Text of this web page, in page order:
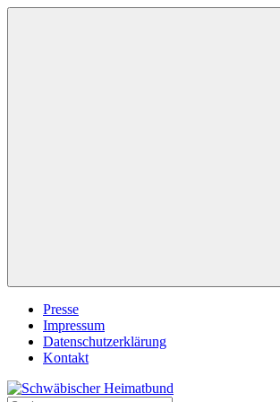
Zum
Presse
Impressum
Datenschutzerklärung
Kontakt